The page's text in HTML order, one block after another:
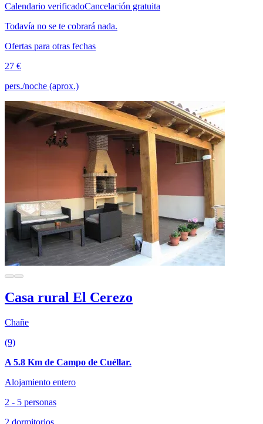
Calendario verificadoCancelación gratuita
Todavía no se te cobrará nada.
Ofertas para otras fechas
27 €
pers./noche (aprox.)
Casa rural El Cerezo
Chañe
(9)
A 5.8 Km de Campo de Cuéllar.
Alojamiento entero
2 - 5 personas